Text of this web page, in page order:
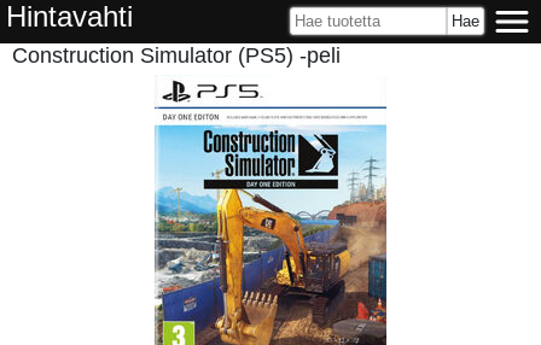
Hintavahti
Construction Simulator (PS5) -peli